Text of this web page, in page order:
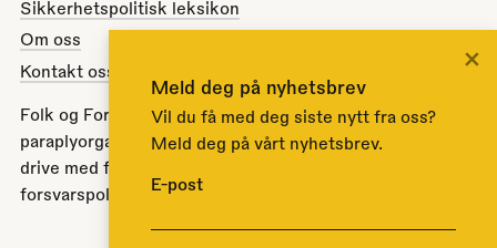
Sikkerhetspolitisk leksikon
Om oss
Kontakt oss
Folk og Forsvar er en partipolitisk nøytral
paraplyorganisasjon opprettet av Stortinget i 1951 for å
drive med folkeopplysning om norsk sikkerhets- og
forsvarspolitikk.
Meld deg på nyhetsbrev
Vil du få med deg siste nytt fra oss?
Meld deg på vårt nyhetsbrev.
E-post
×